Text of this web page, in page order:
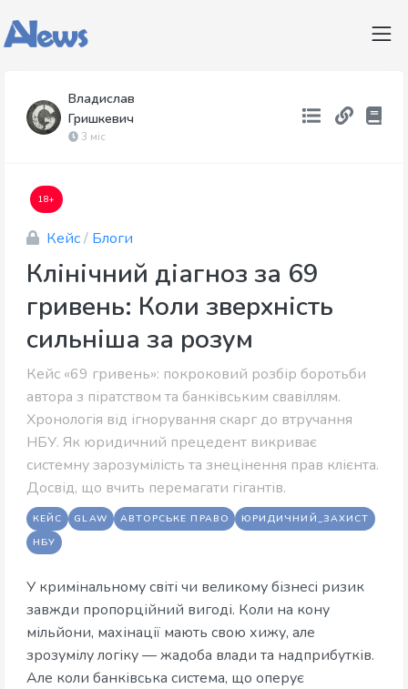
Владислав
Гришкевич
3 міс
18+
Кейс/ Блоги
Клінічний діагноз за 69
гривень: Коли зверхність
сильніша за розум
Кейс «69 гривень»: покроковий розбір боротьби
автора з піратством та банківським свавіллям.
Хронологія від ігнорування скарг до втручання
НБУ. Як юридичний прецедент викриває
системну зарозумілість та знецінення прав клієнта.
Досвід, що вчить перемагати гігантів.
КЕЙС GLAW АВТОРСЬКЕ ПРАВО
ЮРИДИЧНИЙ_ЗАХИСТ
НБУ
У кримінальному світі чи великому бізнесі ризик
завжди пропорційний вигоді. Коли на кону
мільйони, махінації мають свою хижу, але
зрозумілу логіку — жадоба влади та надприбутків.
Але коли банківська система, що оперує